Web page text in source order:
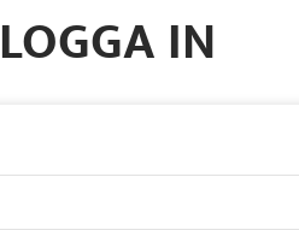
LOGGA IN